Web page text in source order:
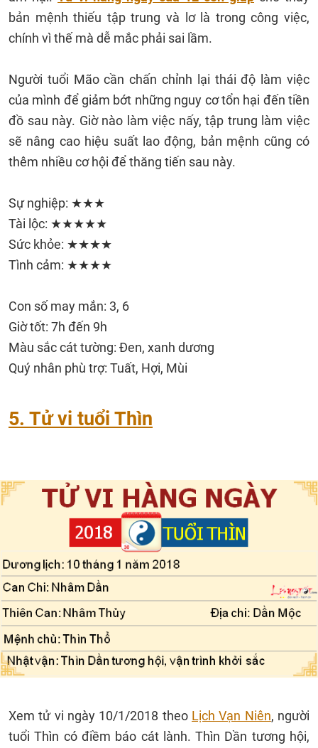
bản mệnh thiếu tập trung và lơ là trong công việc,
chính vì thế mà dễ mắc phải sai lầm.
Người tuổi Mão cần chấn chỉnh lại thái độ làm việc
của mình để giảm bớt những nguy cơ tổn hại đến tiền
đồ sau này. Giờ nào làm việc nấy, tập trung làm việc
sẽ nâng cao hiệu suất lao động, bản mệnh cũng có
thêm nhiều cơ hội để thăng tiến sau này.
Sự nghiệp: ★★★
Tài lộc: ★★★★★
Sức khỏe: ★★★★
Tình cảm: ★★★★
Con số may mắn: 3, 6
Giờ tốt: 7h đến 9h
Màu sắc cát tường: Đen, xanh dương
Quý nhân phù trợ: Tuất, Hợi, Mùi
5. Tử vi tuổi Thìn
Xem tử vi ngày 10/1/2018 theo Lịch Vạn Niên, người
tuổi Thìn có điềm báo cát lành. Thìn Dần tương hội,